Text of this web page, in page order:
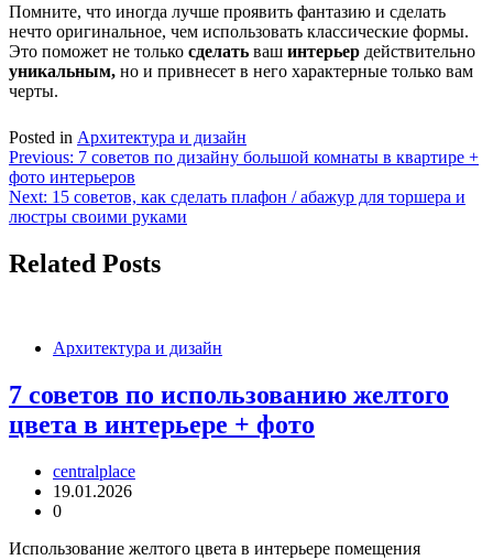
Помните, что иногда лучше проявить фантазию и сделать
нечто оригинальное, чем использовать классические формы.
Это поможет не только сделать ваш интерьер действительно
уникальным, но и привнесет в него характерные только вам
черты.
Posted in Архитектура и дизайн
Навигация
по
записям
Previous: 7 советов по дизайну большой комнаты в квартире +
фото интерьеров
Next: 15 советов, как сделать плафон / абажур для торшера и
люстры своими руками
Related Posts
Архитектура и дизайн
7 советов по использованию желтого
цвета в интерьере + фото
centralplace
19.01.2026
0
Использование желтого цвета в интерьере помещения